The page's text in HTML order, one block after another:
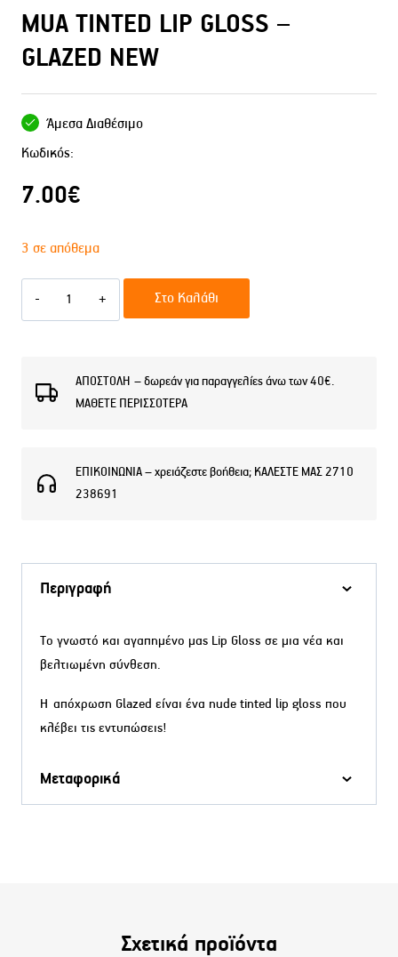
MUA TINTED LIP GLOSS –
GLAZED NEW
Άμεσα Διαθέσιμο
Κωδικός:
7.00€
3 σε απόθεμα
TINTED
ποσότητα
Στο Καλάθι
ΑΠΟΣΤΟΛΗ – δωρεάν για παραγγελίες άνω των 40€.
ΜΑΘΕΤΕ ΠΕΡΙΣΣΟΤΕΡΑ
ΕΠΙΚΟΙΝΩΝΙΑ – χρειάζεστε βοήθεια; ΚΑΛΕΣΤΕ ΜΑΣ 2710
238691
Περιγραφή
Το γνωστό και αγαπημένο μας Lip Gloss σε μια νέα και
βελτιωμένη σύνθεση.
Η απόχρωση Glazed είναι ένα nude tinted lip gloss που
κλέβει τις εντυπώσεις!
Μεταφορικά
Σχετικά προϊόντα